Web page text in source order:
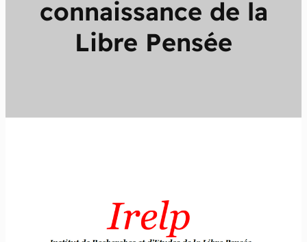
connaissance de la
Libre Pensée